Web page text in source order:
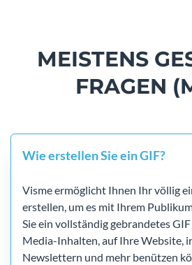
MEISTENS
FRAGEN
Wie erstellen Sie ein GIF?
Visme ermöglicht Ihnen Ihr völlig
erstellen, um es mit Ihrem
Sie ein vollständig gebrandetes GIF
Media-Inhalten, auf Ihre Website,
Newslettern und mehr benützen